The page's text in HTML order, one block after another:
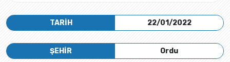
TARİH 22/01/2022
Ordu
ŞEHİR